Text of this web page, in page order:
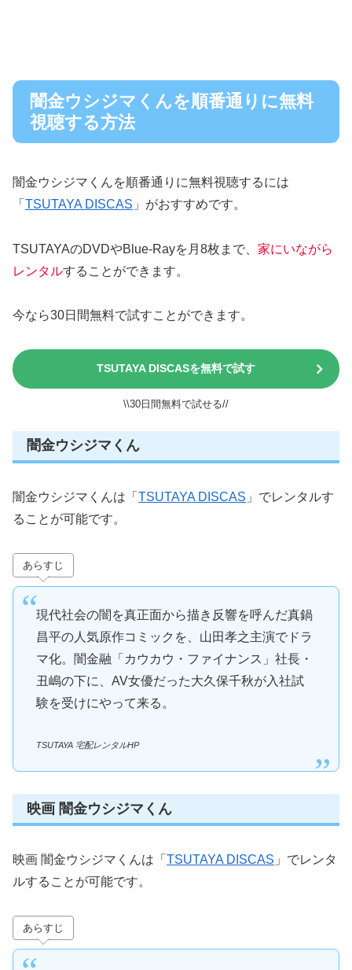
闇金ウシジマくんを順番通りに無料
視聴する方法
闇金ウシジマくんを順番通りに無料視聴するには
「 TSUTAYA DISCAS 」がおすすめです。
TSUTAYAのDVDやBlue-Rayを月8枚まで、 家にいながら
レンタルすることができます。
今なら30日間無料で試すことができます。
TSUTAYA DISCASを無料で試す
\\30日間無料で試せる//
闇金ウシジマくん
闇金ウシジマくんは「 TSUTAYA DISCAS 」でレンタルす
ることが可能です。
あらすじ
現代社会の闇を真正面から描き反響を呼んだ真鍋
昌平の人気原作コミックを、山田孝之主演でドラ
マ化。闇金融「カウカウ・ファイナンス」社長・
丑嶋の下に、AV女優だった大久保千秋が入社試
験を受けにやって来る。
TSUTAYA 宅配レンタルHP
映画 闇金ウシジマくん
映画 闇金ウシジマくんは「 TSUTAYA DISCAS 」でレンタ
ルすることが可能です。
あらすじ